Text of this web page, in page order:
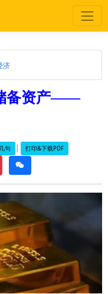
济
备资产——
句 | 打印&下载PDF
weixin